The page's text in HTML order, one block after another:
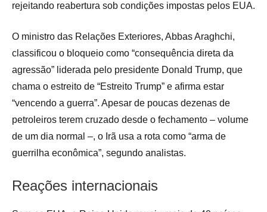
rejeitando reabertura sob condições impostas pelos EUA.
O ministro das Relações Exteriores, Abbas Araghchi,
classificou o bloqueio como “consequência direta da
agressão” liderada pelo presidente Donald Trump, que
chama o estreito de “Estreito Trump” e afirma estar
“vencendo a guerra”. Apesar de poucas dezenas de
petroleiros terem cruzado desde o fechamento – volume
de um dia normal –, o Irã usa a rota como “arma de
guerrilha econômica”, segundo analistas.
Reações internacionais